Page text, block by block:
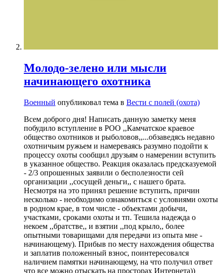
Молодо-зелено или мысли
начинающего охотника
Военный опубликовал тема в Вести с полей (охота)
Всем доброго дня! Написать данную заметку меня
побудило вступление в РОО ,,Камчатское краевое
общество охотников и рыболовов,,...обзаведясь недавно
охотничьим ружьем и намереваясь разумно подойти к
процессу охоты сообщил друзьям о намерении вступить
в указанное общество. Реакция оказалась предсказуемой
- 2/3 опрошенных заявили о бесполезности сей
организации ,,сосущей деньги,, с нашего брата.
Несмотря на это принял решение вступить, причин
несколько - необходимо ознакомиться с условиями охоты
в родном крае, в том числе - объектами добычи,
участками, сроками охоты и тп. Тешила надежда о
некоем ,,братстве,, и взятии ,,под крыло,, более
опытными товарищами для передачи из опыта мне -
начинающему). Прибыв по месту нахождения общества
и заплатив положенный взнос, поинтересовался
наличием памятки начинающему, на что получил ответ
что все можно отыскать на просторах Интернета))